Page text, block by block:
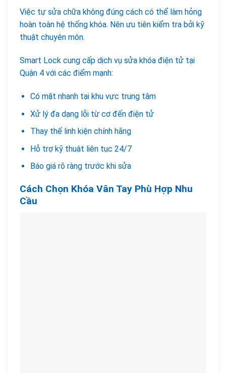
Việc tự sửa chữa không đúng cách có thể làm hỏng
hoàn toàn hệ thống khóa. Nên ưu tiên kiểm tra bởi kỹ
thuật chuyên môn.
Smart Lock cung cấp dịch vụ sửa khóa điện tử tại
Quận 4 với các điểm mạnh:
Có mặt nhanh tại khu vực trung tâm
Xử lý đa dạng lỗi từ cơ đến điện tử
Thay thế linh kiện chính hãng
Hỗ trợ kỹ thuật liên tục 24/7
Báo giá rõ ràng trước khi sửa
Cách Chọn Khóa Vân Tay Phù Hợp Nhu
Cầu